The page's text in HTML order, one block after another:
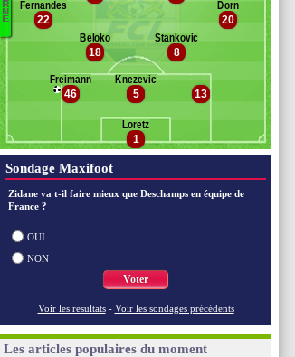
Kadák
Vasic
Ottiger
Winkler
R
N
E
1
Loretz
13
5
Knezevic
46
Freimann
8
Stankovic
18
Beloko
20
Dorn
22
Fernandes
Sondage Maxifoot
Zidane va t-il faire mieux que Deschamps en équipe de
France ?
OUI
NON
Voter
Voir les resultats - Voir les sondages précédents
Les articles populaires du moment